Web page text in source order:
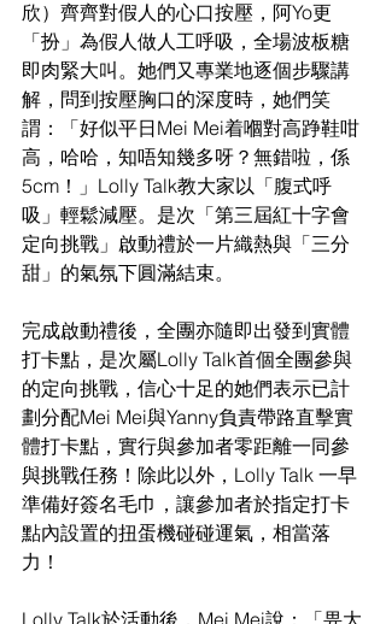
欣）齊齊對假人的心口按壓，阿Yo更
「扮」為假人做人工呼吸，全場波板糖
即肉緊大叫。她們又專業地逐個步驟講
解，問到按壓胸口的深度時，她們笑
謂：「好似平日Mei Mei着嗰對高踭鞋咁
高，哈哈，知唔知幾多呀？無錯啦，係
5cm！」Lolly Talk教大家以 「腹式呼
吸 」 輕鬆減壓。 是次「第三屆紅十字會
定向挑戰」啟動禮於一片織熱與「三分
甜」的氣氛下圓滿結束。
完成啟動禮後，全團亦隨即出發到實體
打卡點，是次屬Lolly Talk首個全團參與
的定向挑戰， 信心十足的她們表示已計
劃分配Mei Mei與Yanny負責帶路直擊實
體打卡點，實行與參加者零距離一同參
與挑戰任務 ！ 除此以外，Lolly Talk 一早
準備好簽名毛巾，讓參加者於指定打卡
點內設置的扭蛋機碰碰運氣，相當落
力！
Lolly Talk於活動後，Mei Mei說：「畀大